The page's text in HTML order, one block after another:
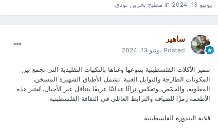
يونيو 13, 2024
in مطبخ بحرين تودي
ساهير
Posted يونيو 13, 2024
تتميز الأكلات الفلسطينية بتنوعها وغناها بالنكهات التقليدية التي تجمع بين
المكونات الطازجة والتوابل الغنية. تشمل الأطباق الشهيرة المسخن،
المقلوبة، والحمّص، وتعكس تراثًا غذائيًا عريقًا يتناقل عبر الأجيال. تُعتبر هذه
الأطعمة رمزًا للضيافة والترابط العائلي في الثقافة الفلسطينية.
قلاية البندورةالفلسطينية